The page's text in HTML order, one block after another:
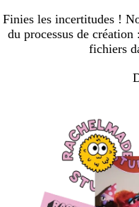
Finies les incertitudes !
du processus de
fichiers